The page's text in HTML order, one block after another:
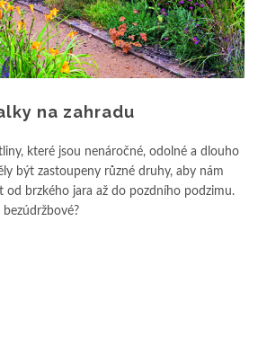
na zahradu
které jsou nenáročné, odolné a dlouho
být zastoupeny různé druhy, aby nám
od brzkého jara až do pozdního podzimu.